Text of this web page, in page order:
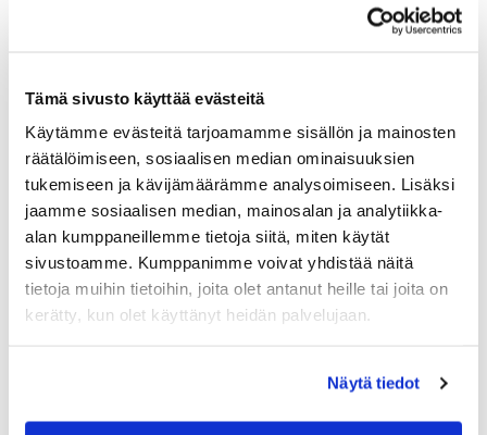
Tämä sivusto käyttää evästeitä
Käytämme evästeitä tarjoamamme sisällön ja mainosten
räätälöimiseen, sosiaalisen median ominaisuuksien
tukemiseen ja kävijämäärämme analysoimiseen. Lisäksi
jaamme sosiaalisen median, mainosalan ja analytiikka-
alan kumppaneillemme tietoja siitä, miten käytät
sivustoamme. Kumppanimme voivat yhdistää näitä
tietoja muihin tietoihin, joita olet antanut heille tai joita on
kerätty, kun olet käyttänyt heidän palvelujaan.
Näytä tiedot
Kesän juniorileirit 2024
Keimola Golf järjestää perinteiset golfleirit junioreille 5 –
7.6.2024 ja 5.-7.8.2024 klo 9-15. Golfleiri on tarkoitettu 7–
21 -vuotiaille tytöille ja pojille. Leiriläiset tutustuvat uuteen